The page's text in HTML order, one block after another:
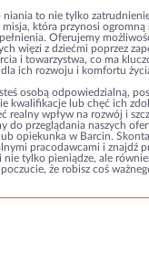
niania to nie tylko
misja, która przynosi ogromną
Oferujemy
więzi z dziećmi poprzez
i towarzystwa, co ma
dla ich rozwoju i komfortu
osobą odpowiedzialną,
kwalifikacje lub chęć ich
realny wpływ na rozwój i
do przeglądania naszych
opiekunka w Barcin.
pracodawcami i znajdź
nie tylko pieniądze, ale
poczucie, że robisz coś